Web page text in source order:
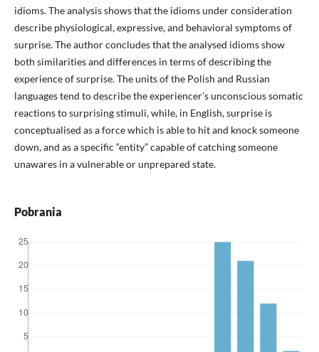
idioms. The analysis shows that the idioms under consideration
describe physiological, expressive, and behavioral symptoms of
surprise. The author concludes that the analysed idioms show
both similarities and differences in terms of describing the
experience of surprise. The units of the Polish and Russian
languages tend to describe the experiencer’s unconscious somatic
reactions to surprising stimuli, while, in English, surprise is
conceptualised as a force which is able to hit and knock someone
down, and as a specific “entity” capable of catching someone
unawares in a vulnerable or unprepared state.
Pobrania